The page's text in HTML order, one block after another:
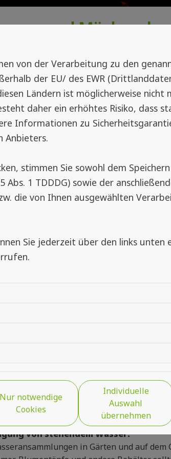
und
🌊🦟
und Überschwemmungen zerstören
Bedingungen für Mücken, sich zu
Fall Krankheiten wie das West-Nil-
Durch die zunehmende
ist es vor allem in den
zur Brutstätte für
stehendes Gewässer, um ihre
oder Vogeltränken reichen aus,
oder Überschwemmungen bleiben
darstellen. Die Eier der
explosionsartig ansteigen.
Abflüssen und sogar
für perfekte Überlebens- und
in den Sommermonaten
der Mückenlarven.
Maßnahmen gegen
nach einem Hochwasser
als auch im Haus ergriffen
von stehendem Wasser:
in Gärten und auf
von der Verarbeitung zu den
der EU/ des EWR
Ländern ist möglicherweise nicht
daher ein erhöhtes Risiko, dass
Informationen zu
Anbieters.
stimmen Sie sowohl dem
1 TDDDG) sowie der
die von Ihnen ausgewählten
Sie jederzeit über den links unten
Nur notwendige
Cookies
Individuelle
Auswahl
übernehmen